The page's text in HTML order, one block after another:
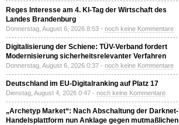
Reges Interesse am 4. KI-Tag der Wirtschaft des
Landes Brandenburg
Donnerstag, August 6, 2026 8:53 - noch keine Kommentare
Digitalisierung der Schiene: TÜV-Verband fordert
Modernisierung sicherheitsrelevanter Verfahren
Donnerstag, August 6, 2026 0:37 - noch keine Kommentare
Deutschland im EU-Digitalranking auf Platz 17
Dienstag, August 4, 2026 0:47 - noch keine Kommentare
„Archetyp Market“: Nach Abschaltung der Darknet-
Handelsplattform nun Anklage gegen mutmaßlichen